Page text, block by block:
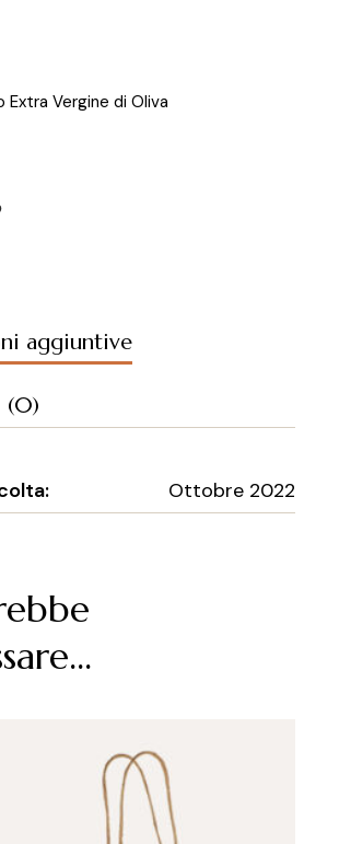
Extra Vergine di Oliva
aggiuntive
(0)
Ottobre 2022